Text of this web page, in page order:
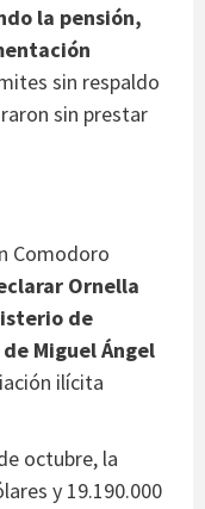
la pensión,
sin respaldo
sin prestar
Comodoro
Ornella
de
Miguel Ángel
ilícita
octubre, la
y 19.190.000